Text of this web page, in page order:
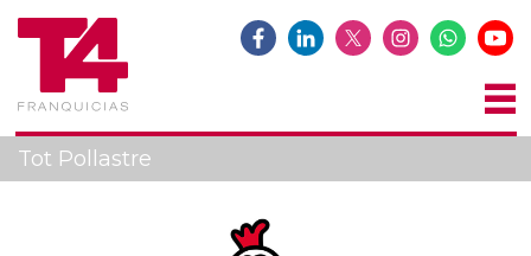
Tot Pollastre